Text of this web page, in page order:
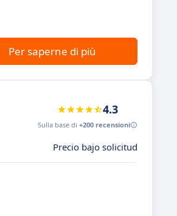
Per saperne di più
4.3
Sulla base di +200 recensioni
Precio bajo solicitud